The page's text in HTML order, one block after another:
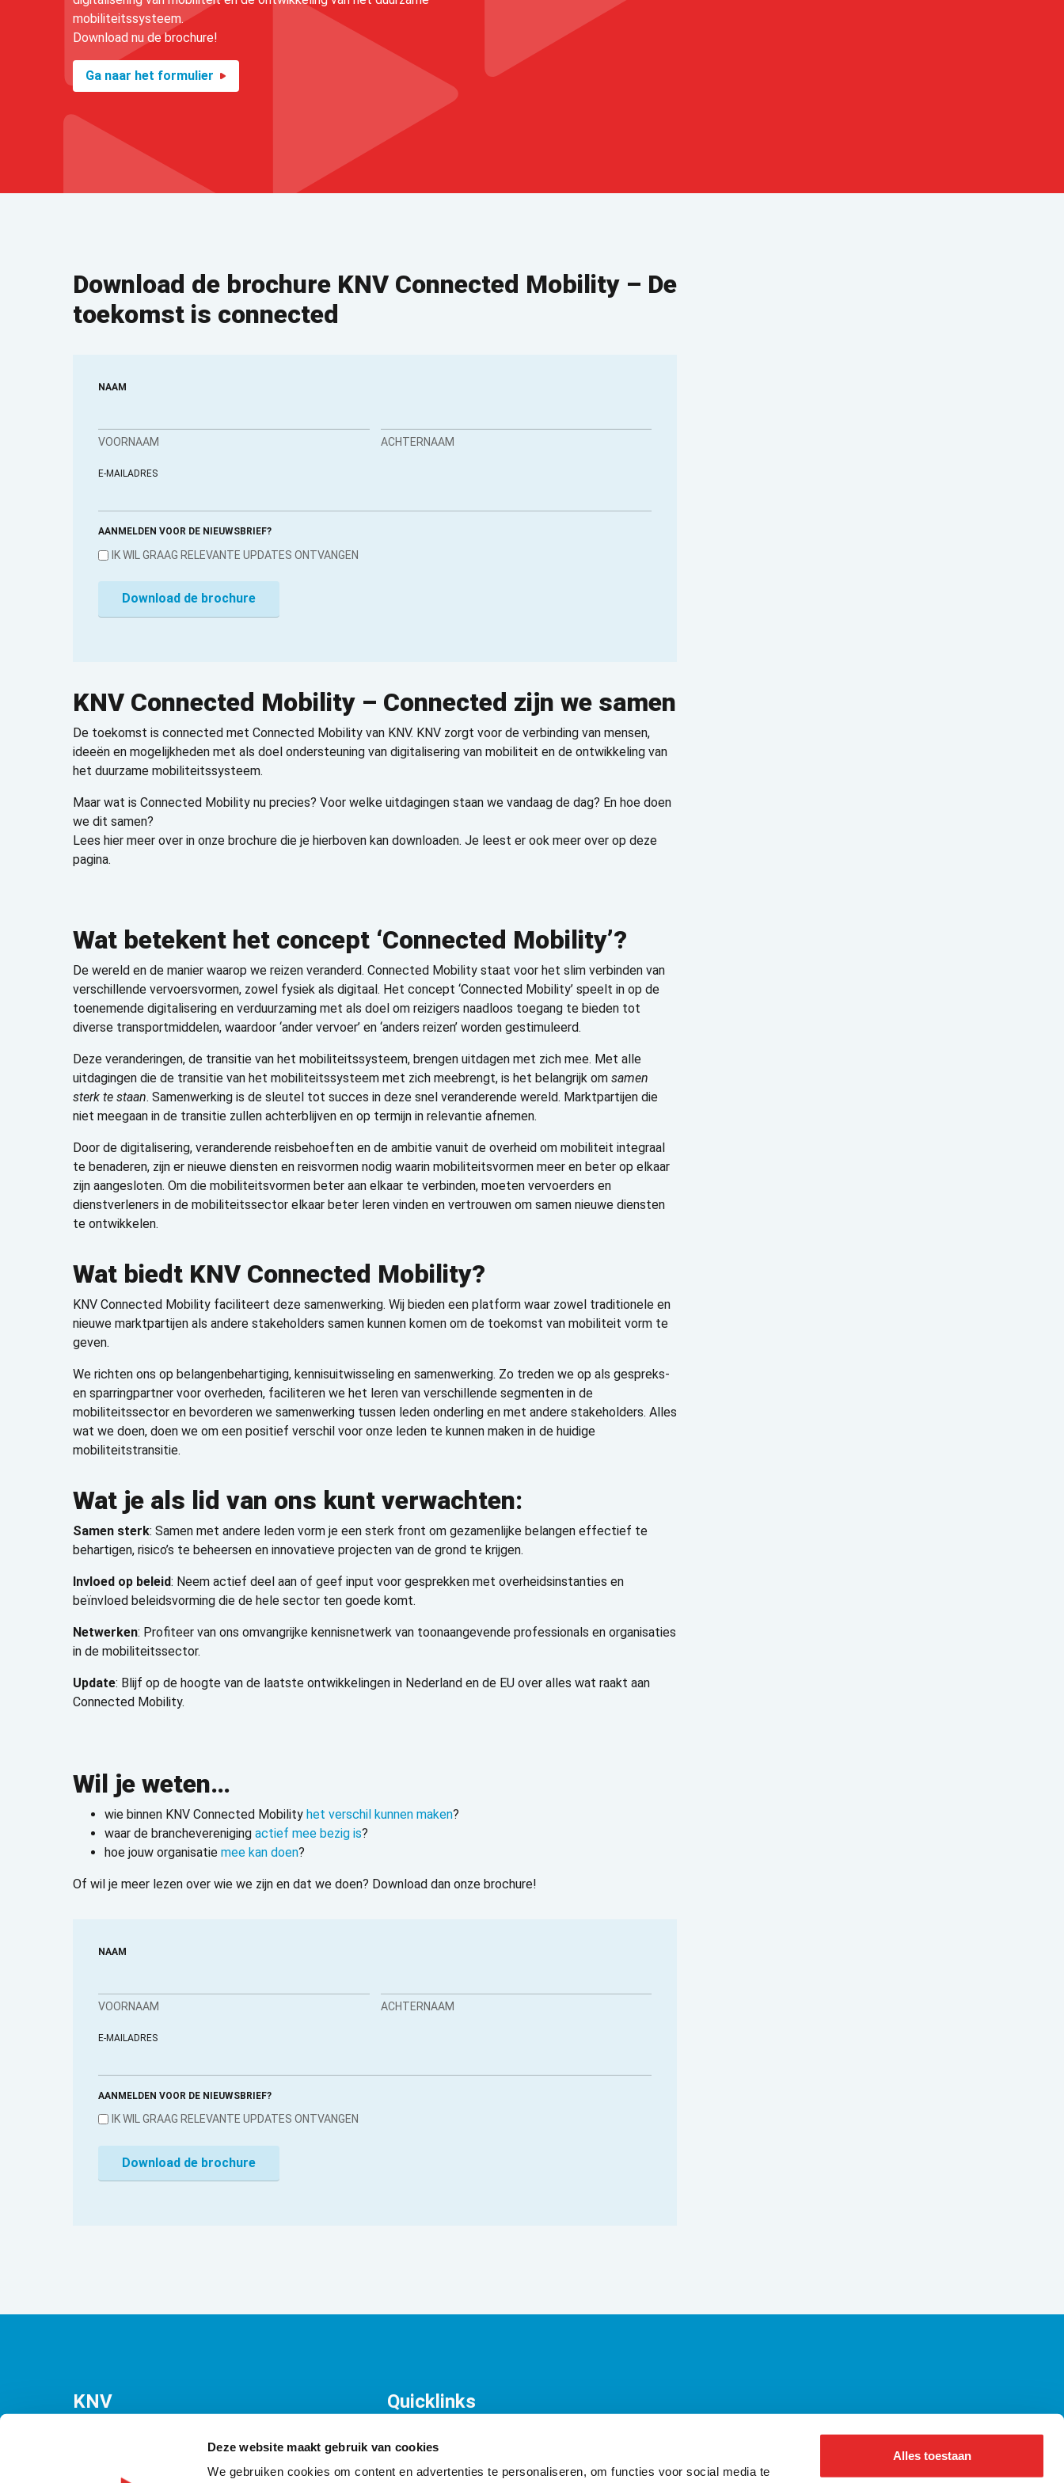
Deze website maakt gebruik van cookies
We gebruiken cookies om content en advertenties te personaliseren, om functies voor social media te
Alles toestaan
mobiliteitssysteem.
Download nu de brochure!
Ga naar het formulier
Download de brochure KNV Connected Mobility – De
toekomst is connected
NAAM
VOORNAAM ACHTERNAAM
E-MAILADRES
AANMELDEN VOOR DE NIEUWSBRIEF?
IK WIL GRAAG RELEVANTE UPDATES ONTVANGEN
KNV Connected Mobility – Connected zijn we samen
De toekomst is connected met Connected Mobility van KNV. KNV zorgt voor de verbinding van mensen,
ideeën en mogelijkheden met als doel ondersteuning van digitalisering van mobiliteit en de ontwikkeling van
het duurzame mobiliteitssysteem.
Maar wat is Connected Mobility nu precies? Voor welke uitdagingen staan we vandaag de dag? En hoe doen
we dit samen?
Lees hier meer over in onze brochure die je hierboven kan downloaden. Je leest er ook meer over op deze
pagina.
Wat betekent het concept ‘Connected Mobility’?
De wereld en de manier waarop we reizen veranderd. Connected Mobility staat voor het slim verbinden van
verschillende vervoersvormen, zowel fysiek als digitaal. Het concept ‘Connected Mobility’ speelt in op de
toenemende digitalisering en verduurzaming met als doel om reizigers naadloos toegang te bieden tot
diverse transportmiddelen, waardoor ‘ander vervoer’ en ‘anders reizen’ worden gestimuleerd.
Deze veranderingen, de transitie van het mobiliteitssysteem, brengen uitdagen met zich mee. Met alle
uitdagingen die de transitie van het mobiliteitssysteem met zich meebrengt, is het belangrijk om samen
sterk te staan. Samenwerking is de sleutel tot succes in deze snel veranderende wereld. Marktpartijen die
niet meegaan in de transitie zullen achterblijven en op termijn in relevantie afnemen.
Door de digitalisering, veranderende reisbehoeften en de ambitie vanuit de overheid om mobiliteit integraal
te benaderen, zijn er nieuwe diensten en reisvormen nodig waarin mobiliteitsvormen meer en beter op elkaar
zijn aangesloten. Om die mobiliteitsvormen beter aan elkaar te verbinden, moeten vervoerders en
dienstverleners in de mobiliteitssector elkaar beter leren vinden en vertrouwen om samen nieuwe diensten
te ontwikkelen.
Wat biedt KNV Connected Mobility?
KNV Connected Mobility faciliteert deze samenwerking. Wij bieden een platform waar zowel traditionele en
nieuwe marktpartijen als andere stakeholders samen kunnen komen om de toekomst van mobiliteit vorm te
geven.
We richten ons op belangenbehartiging, kennisuitwisseling en samenwerking. Zo treden we op als gespreks-
en sparringpartner voor overheden, faciliteren we het leren van verschillende segmenten in de
mobiliteitssector en bevorderen we samenwerking tussen leden onderling en met andere stakeholders. Alles
wat we doen, doen we om een positief verschil voor onze leden te kunnen maken in de huidige
mobiliteitstransitie.
Wat je als lid van ons kunt verwachten:
Samen sterk: Samen met andere leden vorm je een sterk front om gezamenlijke belangen effectief te
behartigen, risico’s te beheersen en innovatieve projecten van de grond te krijgen.
Invloed op beleid: Neem actief deel aan of geef input voor gesprekken met overheidsinstanties en
beïnvloed beleidsvorming die de hele sector ten goede komt.
Netwerken: Profiteer van ons omvangrijke kennisnetwerk van toonaangevende professionals en organisaties
in de mobiliteitssector.
Update: Blijf op de hoogte van de laatste ontwikkelingen in Nederland en de EU over alles wat raakt aan
Connected Mobility.
Wil je weten…
wie binnen KNV Connected Mobility het verschil kunnen maken?
waar de branchevereniging actief mee bezig is?
hoe jouw organisatie mee kan doen?
Of wil je meer lezen over wie we zijn en dat we doen? Download dan onze brochure!
NAAM
VOORNAAM ACHTERNAAM
E-MAILADRES
AANMELDEN VOOR DE NIEUWSBRIEF?
IK WIL GRAAG RELEVANTE UPDATES ONTVANGEN
KNV Quicklinks
Contact
About us ǀ English